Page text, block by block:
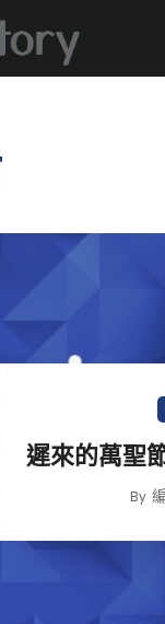
遲來的萬聖
By